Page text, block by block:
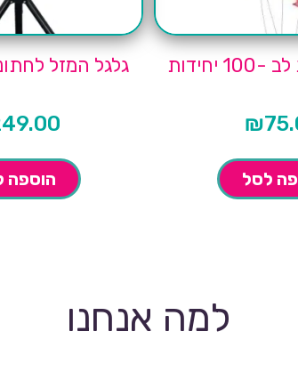
יחידות
₪
לסל
גלגל המזל
הוספה
למה אנחנו